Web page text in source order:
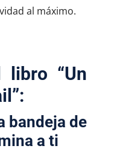
al máximo.
libro “Un
:
bandeja de
a ti